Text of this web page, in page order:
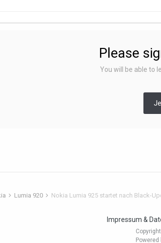
Please
You will be able to
Lumia 920 Nokia Lumia 925 startet nach Black-
Impressum &